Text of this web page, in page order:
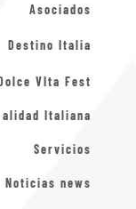
Asociados
Destino Italia
VIta Fest
Italiana
Servicios
Noticias news